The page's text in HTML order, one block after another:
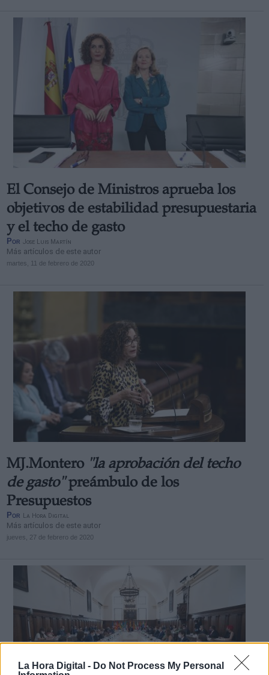
La Hora Digital - Do Not Process My Personal
El Consejo de Ministros aprueba los
objetivos de estabilidad presupuestaria
y el techo de gasto
Por Jose Luis Martín
Más artículos de este autor
martes, 11 de febrero de 2020
MJ.Montero "la aprobación del techo
de gasto"preámbulo de los
Presupuestos
Por La Hora Digital
Más artículos de este autor
jueves, 27 de febrero de 2020